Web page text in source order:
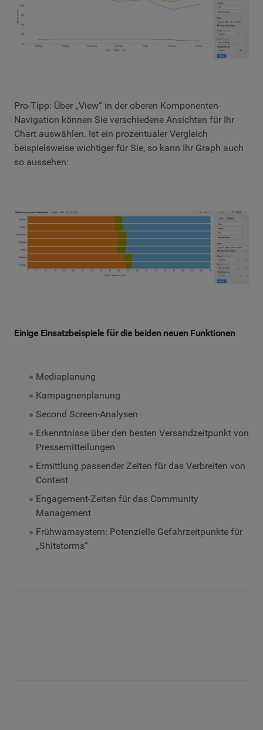
Pro-Tipp: Über „View“ in der oberen Komponenten-
Navigation können Sie verschiedene Ansichten für Ihr
Chart auswählen. Ist ein prozentualer Vergleich
beispielsweise wichtiger für Sie, so kann Ihr Graph auch
so aussehen:
Einige Einsatzbeispiele für die beiden neuen Funktionen
Mediaplanung
Kampagnenplanung
Second Screen-Analysen
Erkenntnisse über den besten Versandzeitpunkt von
Pressemitteilungen
Ermittlung passender Zeiten für das Verbreiten von
Content
Engagement-Zeiten für das Community
Management
Frühwarnsystem: Potenzielle Gefahrzeitpunkte für
„Shitstorms“